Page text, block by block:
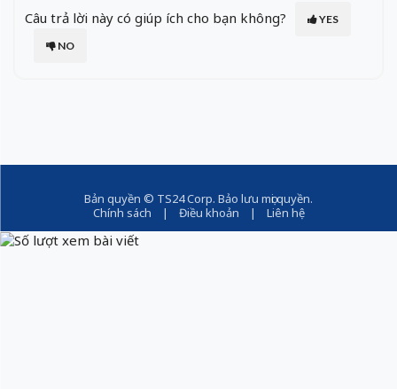
Câu trả lời này có giúp ích cho bạn không?
YES
NO
Bản quyền © TS24 Corp. Bảo lưu mọi quyền.
Chính sách | Điều khoản | Liên hệ